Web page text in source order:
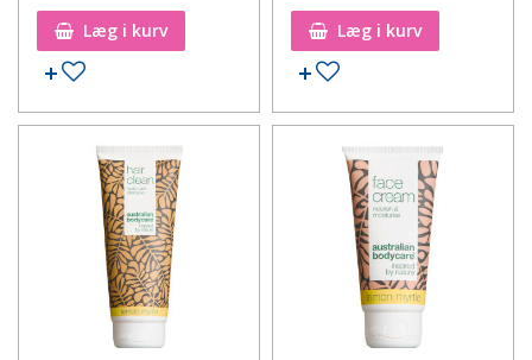
Læg i kurv
Tilføj til ønskeseddel
Læg i kurv
Tilføj til ønskeseddel